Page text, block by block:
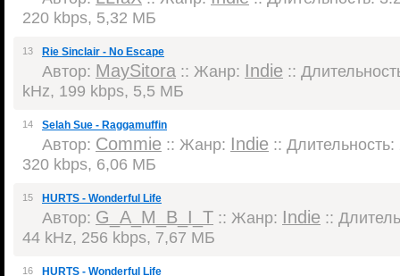
220 kbps, 5,32 МБ
13 Rie Sinclair - No Escape
Автор: MaySitora :: Жанр: Indie ::
kHz, 199 kbps, 5,5 МБ
14 Selah Sue - Raggamuffin
Автор: Commie :: Жанр: Indie ::
320 kbps, 6,06 МБ
15 HURTS - Wonderful Life
Автор: G_A_M_B_I_T :: Жанр: Indie ::
44 kHz, 256 kbps, 7,67 МБ
16 HURTS - Wonderful Life